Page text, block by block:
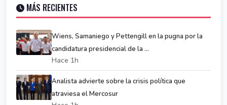
MÁS RECIENTES
Wiens, Samaniego y Pettengill en la pugna por la
candidatura presidencial de la ...
Hace 1h
Analista advierte sobre la crisis política que
atraviesa el Mercosur